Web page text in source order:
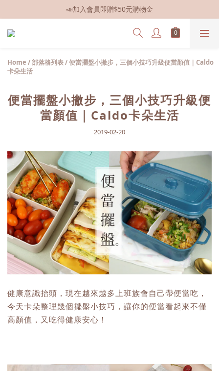
📣全館現貨
📣加入會員即贈$50元購物金
Home /部落格列表/便當擺盤小撇步，三個小技巧升級便當顏值｜Caldo
卡朵生活
便當擺盤小撇步，三個小技巧升級便
當顏值｜Caldo卡朵生活
2019-02-20
健康意識抬頭，現在越來越多上班族會自己帶便當吃，
今天卡朵整理幾個擺盤小技巧，讓你的便當看起來不僅
高顏值，又吃得健康安心！